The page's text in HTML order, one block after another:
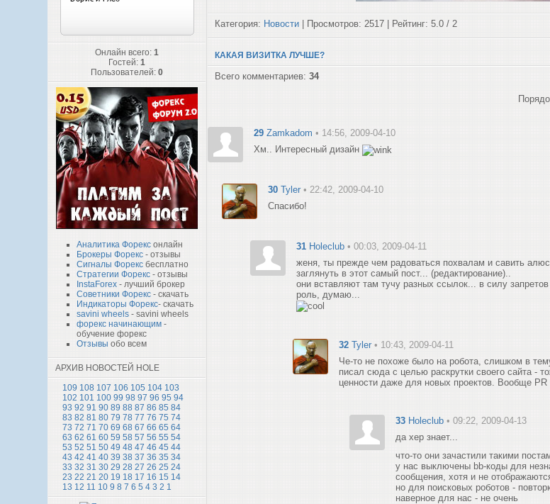
Онлайн всего:1
Гостей:1
Пользователей:0
Аналитика Форекс онлайн
Брокеры Форекс - отзывы
Сигналы Форекс бесплатно
Стратегии Форекс - отзывы
InstaForex - лучший брокер
Советники Форекс - скачать
Индикаторы Форекс- скачать
savini wheels - savini wheels
форекс начинающим -
обучение форекс
Отзывы обо всем
АРХИВ НОВОСТЕЙ HOLE
109 108 107 106 105 104 103
102 101 100 99 98 97 96 95 94
93 92 91 90 89 88 87 86 85 84
83 82 81 80 79 78 77 76 75 74
73 72 71 70 69 68 67 66 65 64
63 62 61 60 59 58 57 56 55 54
53 52 51 50 49 48 47 46 45 44
43 42 41 40 39 38 37 36 35 34
33 32 31 30 29 28 27 26 25 24
23 22 21 20 19 18 17 16 15 14
13 12 11 10 9 8 7 6 5 4 3 2 1
Категория: Новости | Просмотров: 2517 | Рейтинг: 5.0 / 2
КАКАЯ ВИЗИТКА ЛУЧШЕ?
Всего комментариев:34
29 Zamkadom • 14:56, 2009-04-10
Хм.. Интересный дизайн
30 Tyler • 22:42, 2009-04-10
Спасибо!
31 Holeclub • 00:03, 2009-04-11
женя, ты прежде чем радоваться похвалам и савить
заглянуть в этот самый пост... (редактирование)..
они вставляют там тучу разных ссылок... в силу
роль, думаю...
32 Tyler • 10:43, 2009-04-11
Че-то не похоже было на робота, слишком в
писал сюда с целью раскрутки своего сайта -
ценности даже для новых проектов. Вообще PR
33 Holeclub • 09:22, 2009-04-13
да хер знает...
что-то они зачастили такими
у нас выключены bb-коды для
сообщения, хотя и не
но для поисковых роботов -
наверное для нас - не очень